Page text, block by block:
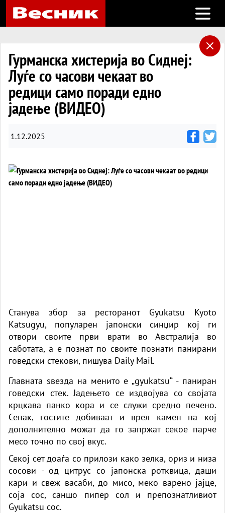
Open
Гурманска хистерија во Сиднеј:
Луѓе со часови чекаат во
редици само поради едно
јадење (ВИДЕО)
1.12.2025
Станува збор за ресторанот Gyukatsu Kyoto
Katsugyu, популарен јапонски синџир кој ги
отвори своите први врати во Австралија во
саботата, а е познат по своите познати панирани
говедски стекови, пишува Daily Mail.
Главната ѕвезда на менито е „gyukatsu“ - паниран
говедски стек. Јадењето се издвојува со својата
крцкава панко кора и се служи средно печено.
Сепак, гостите добиваат и врел камен на кој
дополнително можат да го запржат секое парче
месо точно по свој вкус.
Секој сет доаѓа со прилози како зелка, ориз и низа
сосови - од цитрус со јапонска ротквица, даши
кари и свеж васаби, до мисо, меко варено јајце,
соја сос, саншо пипер сол и препознатливиот
Gyukatsu сос.